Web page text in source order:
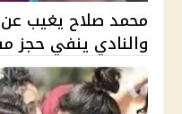
محمد صلاح يغيب عن
والنادي ينفي حجز